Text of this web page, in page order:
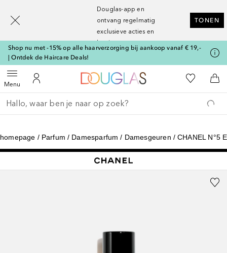
Douglas-app en
ontvang regelmatig
exclusieve acties en
kortingen
TONEN
Shop nu met -15% op alle haarverzorging bij aankoop vanaf € 19,-
| Ontdek de Haircare Deals!
MenuOpen menuNaar Mijn Account
Naar Douglas Home
Naar Mijn
Ga terug
Zoekopdracht uitvoeren
homepage Parfum Damesparfum Damesgeuren CHANEL N°5
[navigation.slideout.screenreader]